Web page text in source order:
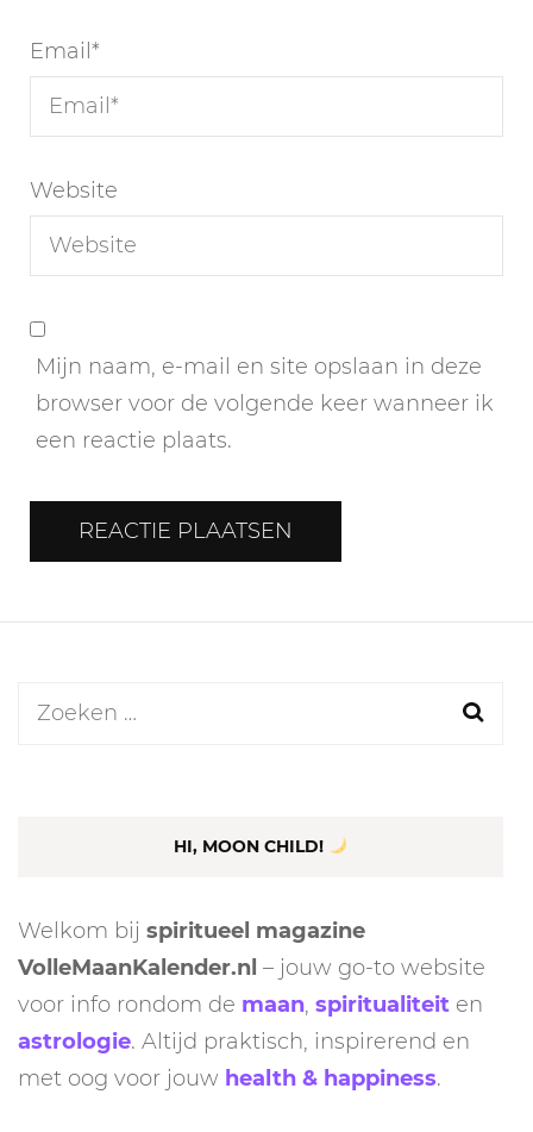
Email *
Website
Mijn naam, e-mail en site opslaan in deze
browser voor de volgende keer wanneer ik
een reactie plaats.
Zoeken
HI, MOON CHILD!
Welkom bij spiritueel magazine
VolleMaanKalender.nl – jouw go-to website
voor info rondom de maan, spiritualiteit en
astrologie. Altijd praktisch, inspirerend en
met oog voor jouw health & happiness.